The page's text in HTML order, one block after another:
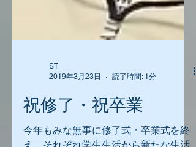
2019年3月23日
読了時間: 1分
祝修了・祝卒業